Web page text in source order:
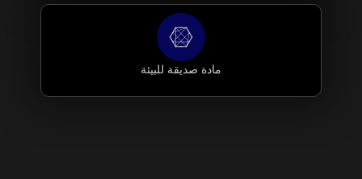
مادة صديقة للبيئة